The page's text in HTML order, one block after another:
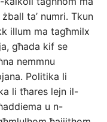
ta’ numri. Tkun
illum ma tagħmilx
għada kif se
nemmnu
Politika li
li tħares lejn il-
u n-